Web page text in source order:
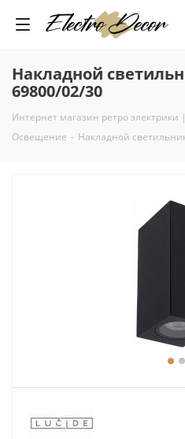
Накладной
69800/02/30
Интернет магазин ретро электрики
Освещение - Накладной